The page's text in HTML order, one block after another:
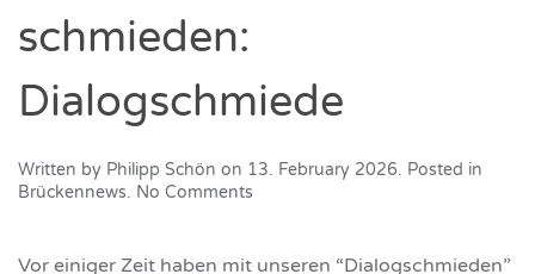
schmieden:
Dialogschmiede
Written by Philipp Schön on 13. February 2026. Posted in
Brückennews. No Comments
Roadmap
Vor einiger Zeit haben mit unseren “Dialogschmieden”